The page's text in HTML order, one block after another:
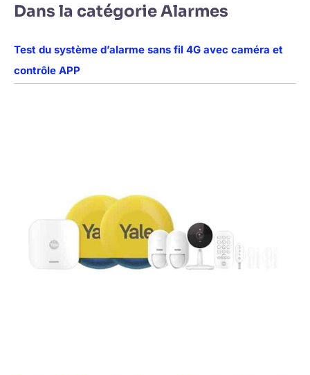
Dans la catégorie Alarmes
Test du système d’alarme sans fil 4G avec caméra et
contrôle APP